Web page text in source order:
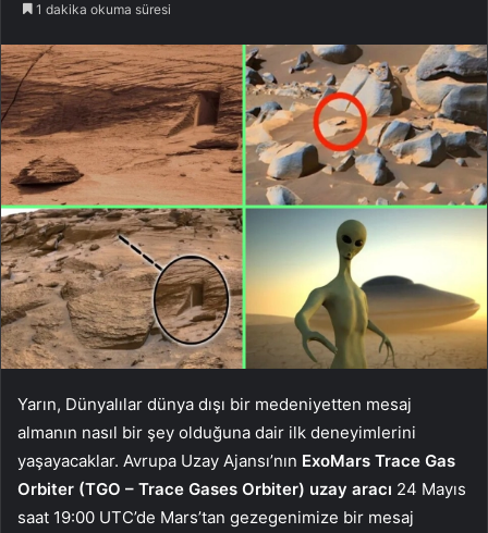
1 dakika okuma süresi
Yarın, Dünyalılar dünya dışı bir medeniyetten mesaj
almanın nasıl bir şey olduğuna dair ilk deneyimlerini
yaşayacaklar. Avrupa Uzay Ajansı’nın ExoMars Trace Gas
Orbiter (TGO – Trace Gases Orbiter) uzay aracı 24 Mayıs
saat 19:00 UTC’de Mars’tan gezegenimize bir mesaj